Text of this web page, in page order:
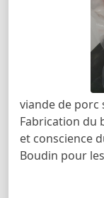
viande de porc
Fabrication du
et conscience
Boudin pour